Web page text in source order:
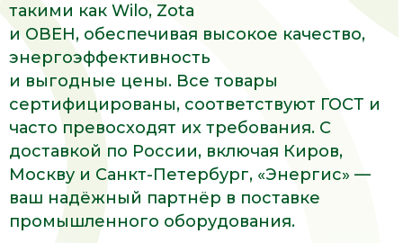
такими как Wilo, Zota
и ОВЕН, обеспечивая высокое качество,
энергоэффективность
и выгодные цены. Все товары
сертифицированы, соответствуют ГОСТ и
часто превосходят их требования. С
доставкой по России, включая Киров,
Москву и Санкт-Петербург, «Энергис» —
ваш надёжный партнёр в поставке
промышленного оборудования.